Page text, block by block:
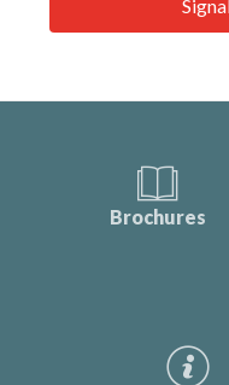
Brochures